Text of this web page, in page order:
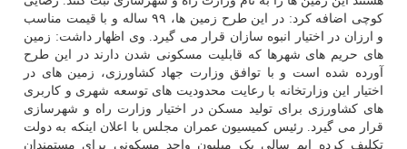
کوچی اضافه کرد: در این طرح زمین ها، ۹۹ ساله و با قیمت مناسب
و ارزان در اختیار انبوه سازان قرار می گیرد. وی اظهار داشت: زمین
های حریم های شهرها که قابلیت مسکونی شدن دارند در این طرح
آورده شده است و با توافق وزارت جهاد کشاورزی، زمین های در
اختیار این وزارتخانه با رعایت محدودیت های توسعه شهری و کاربری
های کشاورزی برای تولید مسکن در اختیار وزارت راه و شهرسازی
قرار می گیرد. رئیس کمیسیون عمران مجلس با اعلان اینکه به دولت
تکلیف کرده ایم سالی یک میلیون واحد مسکونی برای مستمندان